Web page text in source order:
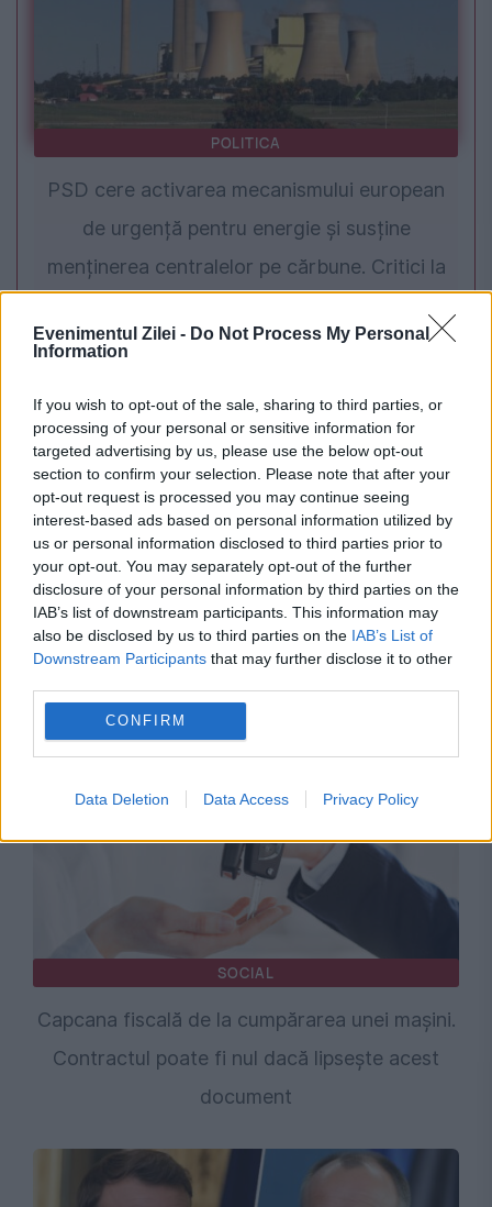
Evenimentul Zilei - Do Not Process My Personal
Information
If you wish to opt-out of the sale, sharing to third parties, or
processing of your personal or sensitive information for
targeted advertising by us, please use the below opt-out
section to confirm your selection. Please note that after your
opt-out request is processed you may continue seeing
interest-based ads based on personal information utilized by
us or personal information disclosed to third parties prior to
your opt-out. You may separately opt-out of the further
disclosure of your personal information by third parties on the
IAB’s list of downstream participants. This information may
also be disclosed by us to third parties on the IAB’s List of
Downstream Participants that may further disclose it to other
CONFIRM
Data Deletion Data Access Privacy Policy
POLITICA
PSD cere activarea mecanismului european
de urgență pentru energie și susține
menținerea centralelor pe cărbune. Critici la
SOCIAL
Concedieri la unul dintre cei mai mari
producători auto din lume. 8.000 de posturi
dispar până în 2027
SOCIAL
Capcana fiscală de la cumpărarea unei mașini.
Contractul poate fi nul dacă lipsește acest
document